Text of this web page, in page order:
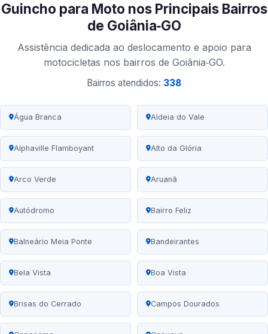
Guincho para Moto nos Principais Bairros
de Goiânia‑GO
Assistência dedicada ao deslocamento e apoio para
motocicletas nos bairros de Goiânia‑GO.
Bairros atendidos: 338
Água Branca Aldeia do Vale
Alphaville Flamboyant Alto da Glória
Arco Verde Aruanã
Autódromo Bairro Feliz
Balneário Meia Ponte Bandeirantes
Bela Vista Boa Vista
Brisas do Cerrado Campos Dourados